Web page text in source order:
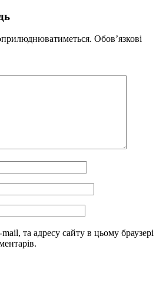
Обов’язкові
та адресу сайту в цьому браузері